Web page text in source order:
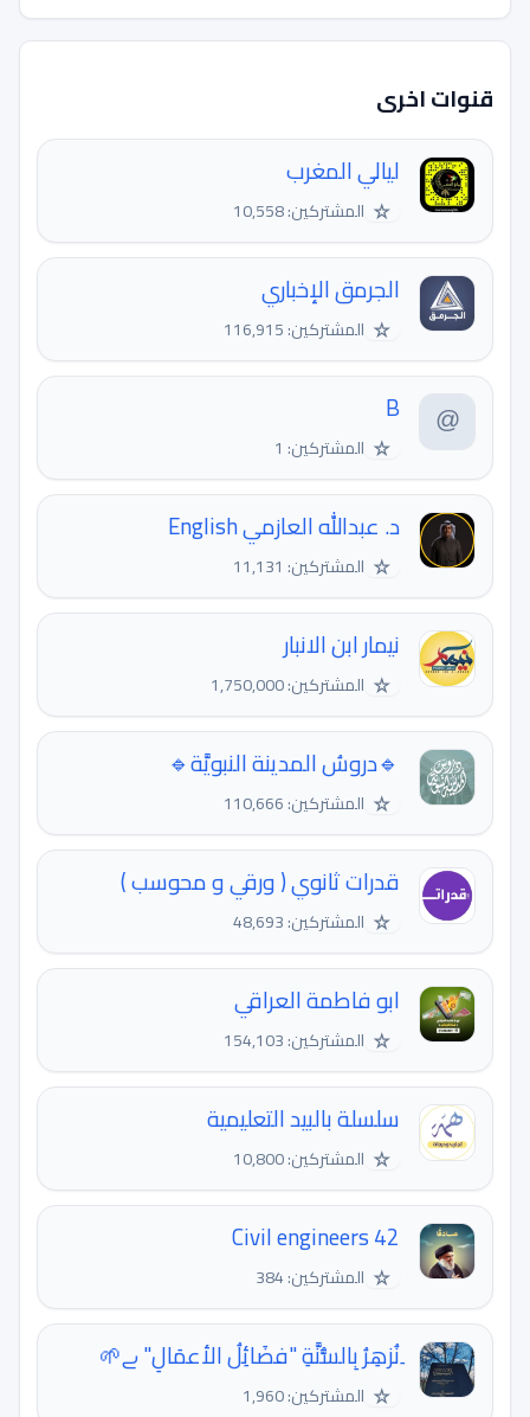
قنوات اخرى
ليالي المغرب
☆ المشتركين: 10,558
الجرمق الإخباري
☆ المشتركين: 116,915
B
☆ المشتركين: 1
د. عبدالله العازمي English
☆ المشتركين: 11,131
نيمار ابن الانبار
☆ المشتركين: 1,750,000
🔹دروسُ المدينة النبويَّة🔹
☆ المشتركين: 110,666
قدرات ثانوي ( ورقي و محوسب )
☆ المشتركين: 48,693
ابو فاطمة العراقي
☆ المشتركين: 154,103
سلسلة بالبيد التعليمية
☆ المشتركين: 10,800
Civil engineers 42
☆ المشتركين: 384
ِنُزهِرُ بِالسُّنَّةِ "فضَائِلُ الأعمَالِ" ے🌱
☆ المشتركين: 1,960